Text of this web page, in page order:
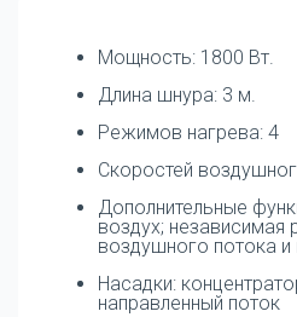
Мощность: 1800 Вт.
Длина шнура: 3 м.
Режимов нагрева: 4
Скоростей
Дополнительные
воздух; независимая
воздушного потока и
Насадки:
направленный поток